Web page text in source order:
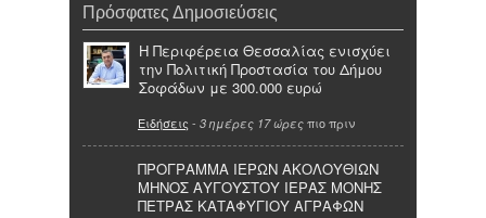
Πρόσφατες Δημοσιεύσεις
Η Περιφέρεια Θεσσαλίας ενισχύει
την Πολιτική Προστασία του Δήμου
Σοφάδων με 300.000 ευρώ
Ειδήσεις - 3 ημέρες 17 ώρες πιο πριν
ΠΡΟΓΡΑΜΜΑ ΙΕΡΩΝ ΑΚΟΛΟΥΘΙΩΝ
ΜΗΝΟΣ ΑΥΓΟΥΣΤΟΥ ΙΕΡΑΣ ΜΟΝΗΣ
ΠΕΤΡΑΣ ΚΑΤΑΦΥΓΙΟΥ ΑΓΡΑΦΩΝ